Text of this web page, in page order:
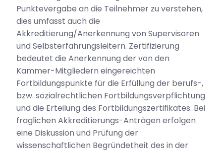
Punktevergabe an die Teilnehmer zu verstehen,
dies umfasst auch die
Akkreditierung/Anerkennung von Supervisoren
und Selbsterfahrungsleitern. Zertifizierung
bedeutet die Anerkennung der von den
Kammer-Mitgliedern eingereichten
Fortbildungspunkte für die Erfüllung der berufs-,
bzw. sozialrechtlichen Fortbildungsverpflichtung
und die Erteilung des Fortbildungszertifikates. Bei
fraglichen Akkreditierungs-Anträgen erfolgen
eine Diskussion und Prüfung der
wissenschaftlichen Begründetheit des in der